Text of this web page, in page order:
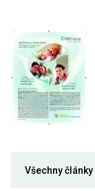
Všechny